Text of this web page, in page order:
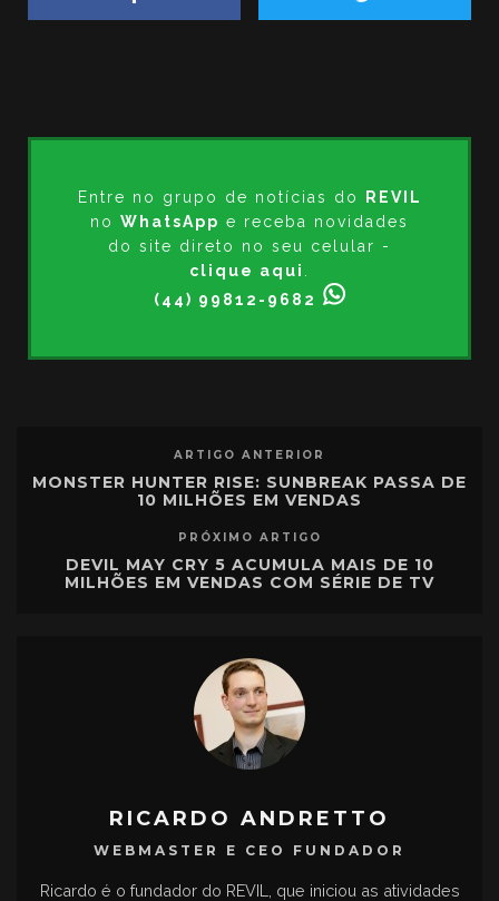
Entre no grupo de notícias do REVIL
no WhatsApp e receba novidades
do site direto no seu celular -
clique aqui
(44) 99812-9682
ARTIGO ANTERIOR
MONSTER HUNTER RISE: SUNBREAK PASSA DE
10 MILHÕES EM VENDAS
PRÓXIMO ARTIGO
DEVIL MAY CRY 5 ACUMULA MAIS DE 10
MILHÕES EM VENDAS COM SÉRIE DE TV
RICARDO ANDRETTO
WEBMASTER E CEO FUNDADOR
Ricardo é o fundador do REVIL, que iniciou as atividades